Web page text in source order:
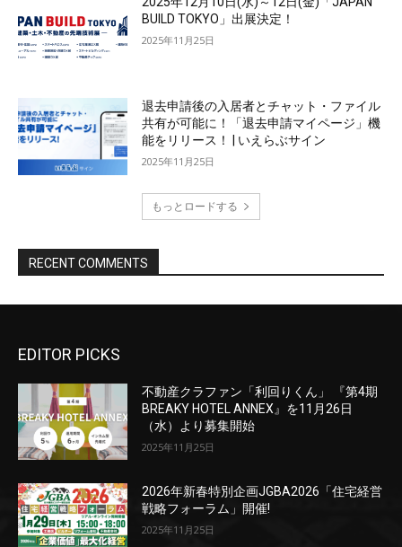
EDITOR PICKS
不動産クラファン「利回りくん」 『第4期
BREAKY HOTEL ANNEX』を11月26日
（水）より募集開始
2025年11月25日
2026年新春特別企画JGBA2026「住宅経営
戦略フォーラム」開催!
2025年11月25日